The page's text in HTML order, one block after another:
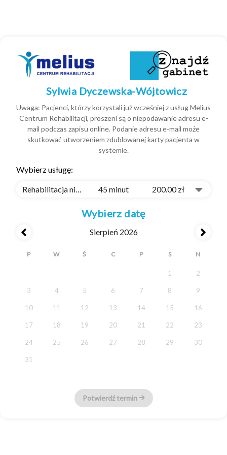
Sylwia Dyczewska-Wójtowicz
Uwaga: Pacjenci, którzy korzystali już wcześniej z usług Melius
Centrum Rehabilitacji, proszeni są o niepodawanie adresu e-
mail podczas zapisu online. Podanie adresu e-mail może
skutkować utworzeniem zdublowanej karty pacjenta w
systemie.
Wybierz usługę:
45 minut 200.00 zł
Wybierz datę
Sierpień 2026
P W Ś C P S N
1 2
3 4 5 6 7 8 9
10 11 12 13 14 15 16
17 18 19 20 21 22 23
24 25 26 27 28 29 30
31
Potwierdź termin